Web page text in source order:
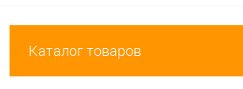
Каталог товаров